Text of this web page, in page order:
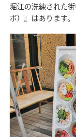
堀江の洗練された
ボ）』はあります。